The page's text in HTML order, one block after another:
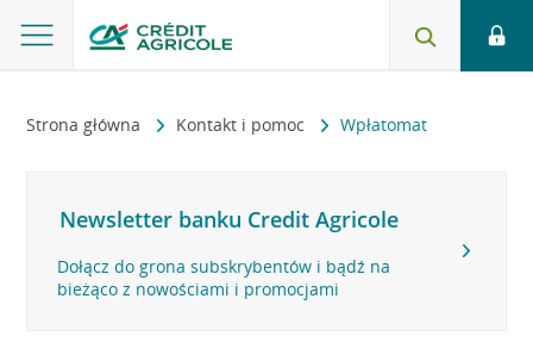
Strona główna Kontakt i pomoc Wpłatomat
Newsletter banku Credit Agricole
Dołącz do grona subskrybentów i bądź na
bieżąco z nowościami i promocjami